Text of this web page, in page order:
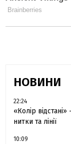
НОВИНИ
22:24
«Колір
нитки та лінії
10:09